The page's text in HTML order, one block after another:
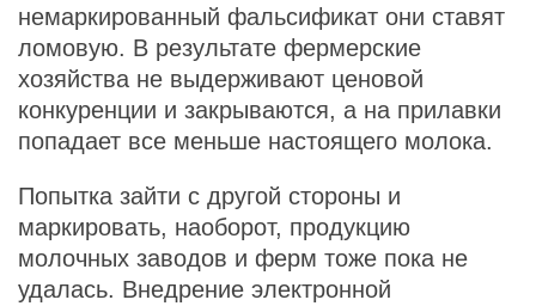
немаркированный фальсификат они ставят
ломовую. В результате фермерские
хозяйства не выдерживают ценовой
конкуренции и закрываются, а на прилавки
попадает все меньше настоящего молока.
Попытка зайти с другой стороны и
маркировать, наоборот, продукцию
молочных заводов и ферм тоже пока не
удалась. Внедрение электронной